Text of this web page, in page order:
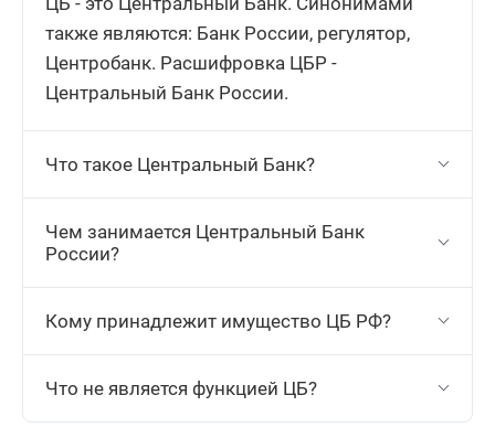
также являются: Банк России, регулятор,
Центробанк. Расшифровка ЦБР -
Центральный Банк России.
Что такое Центральный Банк?
Чем занимается Центральный Банк
России?
Кому принадлежит имущество ЦБ РФ?
Что не является функцией ЦБ?